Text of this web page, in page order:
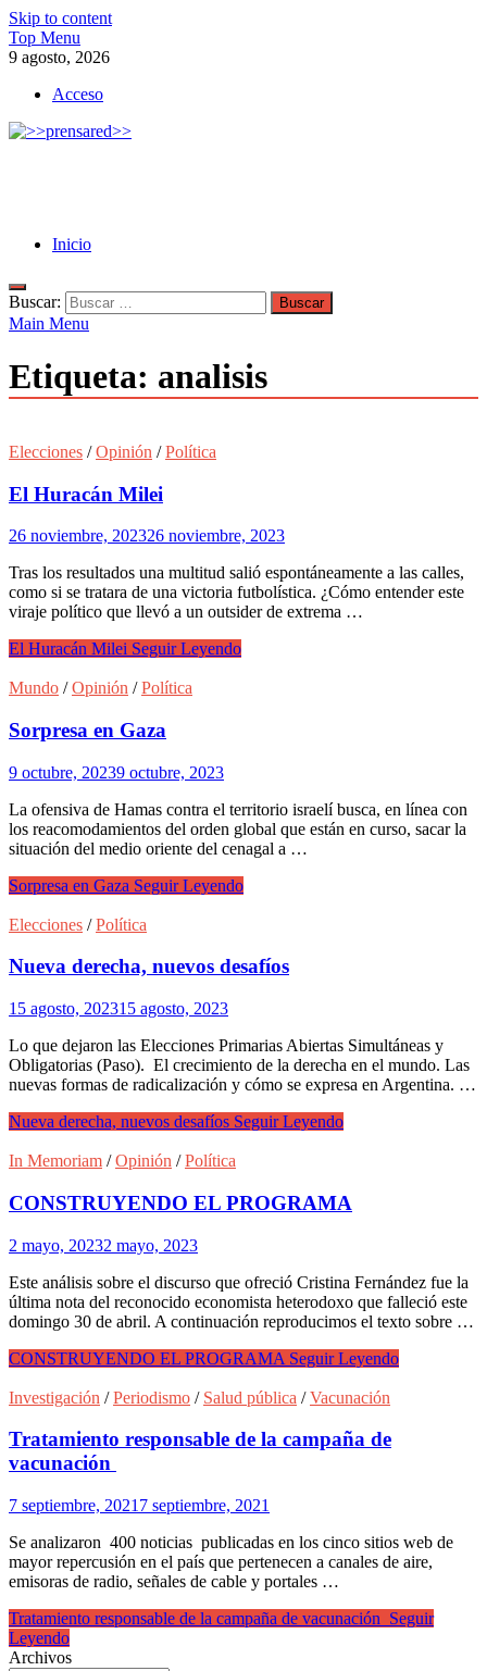
Skip to content
Top Menu
9 agosto, 2026
Acceso
Inicio
Buscar:
Main Menu
Etiqueta: analisis
Elecciones /Opinión /Política
El Huracán Milei
26 noviembre, 202326 noviembre, 2023
Tras los resultados una multitud salió espontáneamente a las calles,
como si se tratara de una victoria futbolística. ¿Cómo entender este
viraje político que llevó a un outsider de extrema …
El Huracán Milei Seguir Leyendo
Mundo /Opinión /Política
Sorpresa en Gaza
9 octubre, 20239 octubre, 2023
La ofensiva de Hamas contra el territorio israelí busca, en línea con
los reacomodamientos del orden global que están en curso, sacar la
situación del medio oriente del cenagal a …
Sorpresa en Gaza Seguir Leyendo
Elecciones /Política
Nueva derecha, nuevos desafíos
15 agosto, 202315 agosto, 2023
Lo que dejaron las Elecciones Primarias Abiertas Simultáneas y
Obligatorias (Paso). El crecimiento de la derecha en el mundo. Las
nuevas formas de radicalización y cómo se expresa en Argentina. …
Nueva derecha, nuevos desafíos Seguir Leyendo
In Memoriam /Opinión /Política
CONSTRUYENDO EL PROGRAMA
2 mayo, 20232 mayo, 2023
Este análisis sobre el discurso que ofreció Cristina Fernández fue la
última nota del reconocido economista heterodoxo que falleció este
domingo 30 de abril. A continuación reproducimos el texto sobre …
CONSTRUYENDO EL PROGRAMA Seguir Leyendo
Investigación /Periodismo / Salud pública /Vacunación
Tratamiento responsable de la campaña de
vacunación
7 septiembre, 2021 7 septiembre, 2021
Se analizaron 400 noticias publicadas en los cinco sitios web de
mayor repercusión en el país que pertenecen a canales de aire,
emisoras de radio, señales de cable y portales …
Tratamiento responsable de la campaña de vacunación Seguir
Leyendo
Archivos